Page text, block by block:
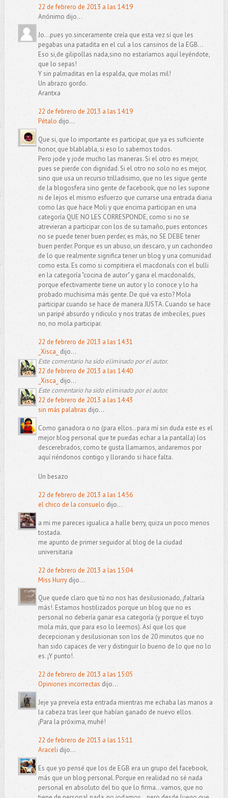
22 de febrero de 2013 a las 14:19
Anónimo dijo...
Jo...pues yo.sinceramente creía que esta vez sí que les
pegabas una patadita en el cul a los cansinos de la EGB...
Eso si,de gilipollas nada,sino no estaríamos aquí leyéndote,
que lo sepas!
Y sin palmaditas en la espalda, que molas mil!
Un abrazo gordo.
Arantxa
22 de febrero de 2013 a las 14:19
Pétalo dijo...
Que si, que lo importante es participar, que ya es suficiente
honor, que blablabla, si eso lo sabemos todos.
Pero jode y jode mucho las maneras. Si el otro es mejor,
pues se pierde con dignidad. Si el otro no solo no es mejor,
sino que usa un recurso trilladisimo, que no les sigue gente
de la blogosfera sino gente de facebook, que no les supone
ni de lejos el mismo esfuerzo que currarse una entrada diaria
como las que hace Moli y que encima participan en una
categoría QUE NO LES CORRESPONDE, como si no se
atrevieran a participar con los de su tamaño, pues entonces
no se puede tener buen perder, es más, no SE DEBE tener
buen perder. Porque es un abuso, un descaro, y un cachondeo
de lo que realmente significa tener un blog y una comunidad
como esta. Es como si compitiera el macdonals con el bulli
en la categoría "cocina de autor" y gana el macdonalds,
porque efectivamente tiene un autor y lo conoce y lo ha
probado muchisima más gente. De qué va esto? Mola
participar cuando se hace de manera JUSTA. Cuando se hace
un paripé absurdo y ridiculo y nos tratas de imbeciles, pues
no, no mola participar.
22 de febrero de 2013 a las 14:31
_Xisca_ dijo...
Este comentario ha sido eliminado por el autor.
22 de febrero de 2013 a las 14:40
_Xisca_ dijo...
Este comentario ha sido eliminado por el autor.
22 de febrero de 2013 a las 14:43
sin más palabras dijo...
Como ganadora o no (para ellos.. para mí sin duda este es el
mejor blog personal que te puedas echar a la pantalla) los
descerebrados, como te gusta llamarnos, andaremos por
aquí riéndonos contigo y llorando si hace falta.
Un besazo
22 de febrero de 2013 a las 14:56
el chico de la consuelo dijo...
a mi me pareces igualica a halle berry, quiza un poco menos
tostada.
me apunto de primer seguidor al blog de la ciudad
universitaria
22 de febrero de 2013 a las 15:04
Miss Hurrydijo...
Que quede claro que tú no nos has desilusionado, ¡faltaría
más!. Estamos hostilizados porque un blog que no es
personal no debería ganar esa categoría (y porque el tuyo
mola más, que para eso lo leemos). Así que los que
decepcionan y desilusionan son los de 20 minutos que no
han sido capaces de ver y distinguir lo bueno de lo que no lo
es. ¡Y punto!.
22 de febrero de 2013 a las 15:05
Opiniones incorrectas dijo...
Jeje ya preveía esta entrada mientras me echaba las manos a
la cabeza tras leer que habían ganado de nuevo ellos.
¡Para la próxima, muhé!
22 de febrero de 2013 a las 15:11
Araceli dijo...
Es que yo pensé que los de EGB era un grupo del facebook,
más que un blog personal. Porque en realidad no sé nada
personal en absoluto del tio que lo firma...vamos, que no